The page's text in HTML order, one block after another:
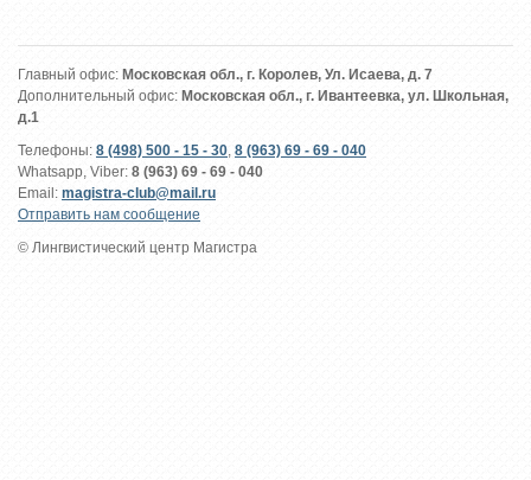
Главный офис: Московская обл., г. Королев, Ул. Исаева, д. 7
Дополнительный офис: Московская обл., г. Ивантеевка, ул. Школьная,
д.1
Телефоны: 8 (498) 500 - 15 - 30 8 (963) 69 - 69 - 040
Whatsapp, Viber: 8 (963) 69 - 69 - 040
Email: magistra-club@mail.ru
Отправить нам сообщение
© Лингвистический центр Магистра